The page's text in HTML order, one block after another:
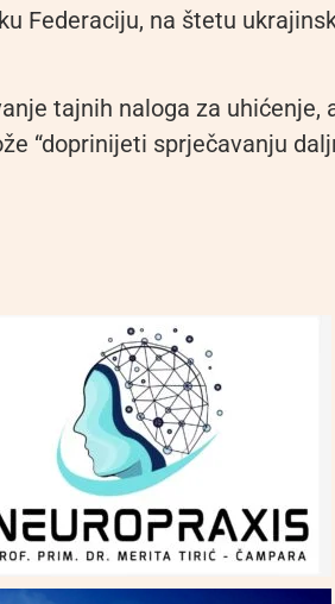
Federaciju, na štetu
tajnih naloga za uhićenje,
“doprinijeti sprječavanju